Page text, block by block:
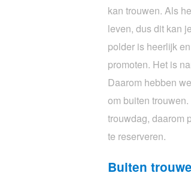
kan trouwen. Als
leven, dus dit kan
polder is heerlijk
promoten. Het is
Daarom hebben
om buiten
trouwdag, daarom
te reserveren.
Buiten